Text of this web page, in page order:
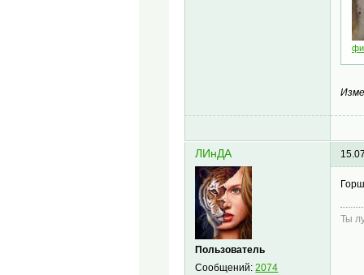
ЛИнДА
Пользователь
Сообщений:2074
Ты